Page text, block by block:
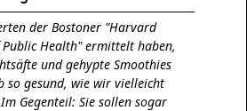
der Bostoner "Harvard
Public Health" ermittelt haben,
und gehypte Smoothies
so gesund, wie wir vielleicht
Gegenteil: Sie sollen sogar